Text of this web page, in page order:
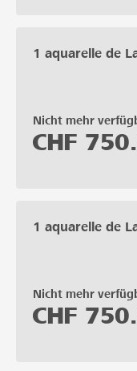
1 aquarelle de
Nicht mehr
CHF
1 aquarelle de
Nicht mehr
CHF